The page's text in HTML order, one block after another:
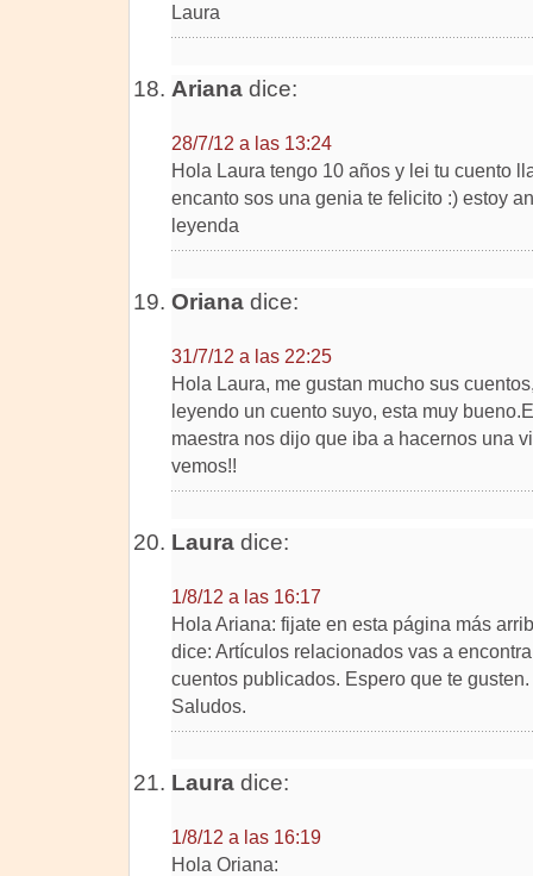
Laura
Arianadice:
28/7/12 a las 13:24
Hola Laura tengo 10 años y lei tu cuento
encanto sos una genia te felicito :) estoy
leyenda
Orianadice:
31/7/12 a las 22:25
Hola Laura, me gustan mucho sus
leyendo un cuento suyo, esta muy
maestra nos dijo que iba a hacernos una
vemos!!
Lauradice:
1/8/12 a las 16:17
Hola Ariana: fijate en esta página más
dice: Artículos relacionados vas a
cuentos publicados. Espero que te gusten.
Saludos.
Lauradice:
1/8/12 a las 16:19
Hola Oriana: